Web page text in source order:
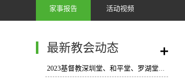
家事报告 活动视频
最新教会动态
2023基督教深圳堂、和平堂、罗湖堂圣诞节活动安排